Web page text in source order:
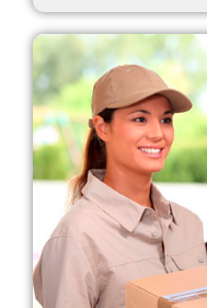
Петропавловская
Подгородное
Погребы
Покров
Полтава
Прилуки
Путивль
Пятихатки
Раздельная
Рени
Решетиловка
Ромны